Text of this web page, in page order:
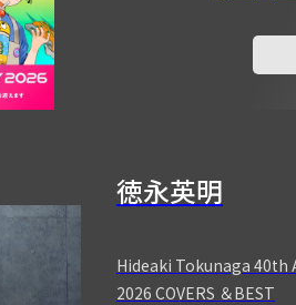
徳永英明
Hideaki Tokunaga 40th
2026 COVERS ＆BEST